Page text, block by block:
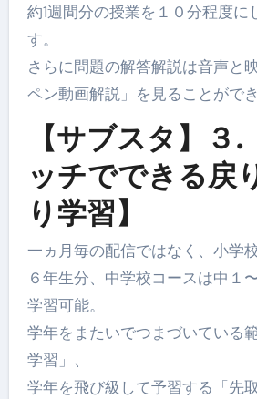
約1週間分の授業を１０分程度に
す。
さらに問題の解答解説は音声と
ペン動画解説」を見ることができ
【サブスタ】３.
ッチでできる戻
り学習】
一ヵ月毎の配信ではなく、小学
６年生分、中学校コースは中１
学習可能。
学年をまたいでつまづいている
学習」、
学年を飛び級して予習する「先